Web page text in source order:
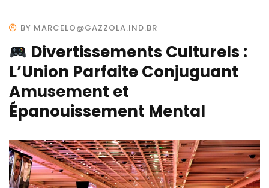
BY MARCELO@GAZZOLA.IND.BR
Divertissements Culturels :
L’Union Parfaite Conjuguant
Amusement et
Épanouissement Mental